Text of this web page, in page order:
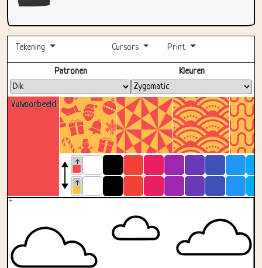
Tekening Cursors Print
Volledig scherm
Vulvoorbeeld
Patronen Kleuren